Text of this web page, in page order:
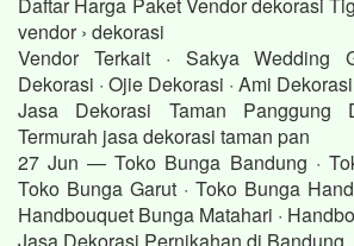
vendor › dekorasi
Vendor Terkait · Sakya Wedding
Dekorasi · Ojie Dekorasi · Ami
Jasa Dekorasi Taman Panggung
Termurah jasa dekorasi taman pan
27 Jun — Toko Bunga Bandung ·
Toko Bunga Garut · Toko Bunga
Handbouquet Bunga Matahari ·